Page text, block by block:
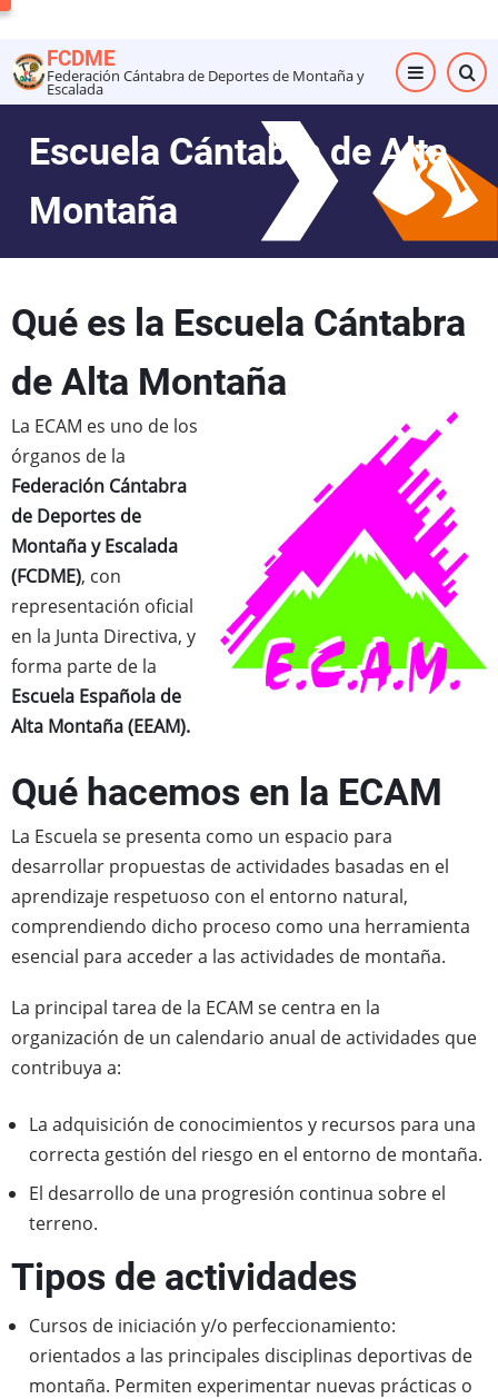
al
contenido
principal
FCDME
Federación Cántabra de Deportes de Montaña y
Escalada
Escuela Cántabra de Alta
Montaña
Qué es la Escuela Cántabra
de Alta Montaña
La ECAM es uno de los
órganos de la
Federación Cántabra
de Deportes de
Montaña y Escalada
(FCDME), con
representación oficial
en la Junta Directiva, y
forma parte de la
Escuela Española de
Alta Montaña (EEAM).
Qué hacemos en la ECAM
La Escuela se presenta como un espacio para
desarrollar propuestas de actividades basadas en el
aprendizaje respetuoso con el entorno natural,
comprendiendo dicho proceso como una herramienta
esencial para acceder a las actividades de montaña.
La principal tarea de la ECAM se centra en la
organización de un calendario anual de actividades que
contribuya a:
La adquisición de conocimientos y recursos para una
correcta gestión del riesgo en el entorno de montaña.
El desarrollo de una progresión continua sobre el
terreno.
Tipos de actividades
Cursos de iniciación y/o perfeccionamiento:
orientados a las principales disciplinas deportivas de
montaña. Permiten experimentar nuevas prácticas o